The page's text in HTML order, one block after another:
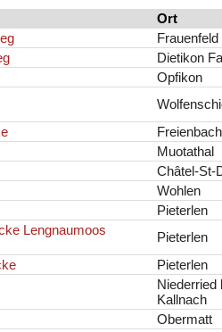
Ort
Frauenfeld
Dietikon
Opfikon
Freienbach
Muotathal
Châtel-St-
Wohlen
Pieterlen
Lengnaumoos
Pieterlen
Pieterlen
Niederried
Kallnach
Obermatt